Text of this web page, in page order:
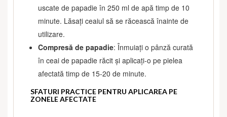
uscate de papadie în 250 ml de apă timp de 10
minute. Lăsați ceaiul să se răcească înainte de
utilizare.
Compresă de papadie: Înmuiați o pânză curată
în ceai de papadie răcit și aplicați-o pe pielea
afectată timp de 15-20 de minute.
SFATURI PRACTICE PENTRU APLICAREA PE
ZONELE AFECTATE